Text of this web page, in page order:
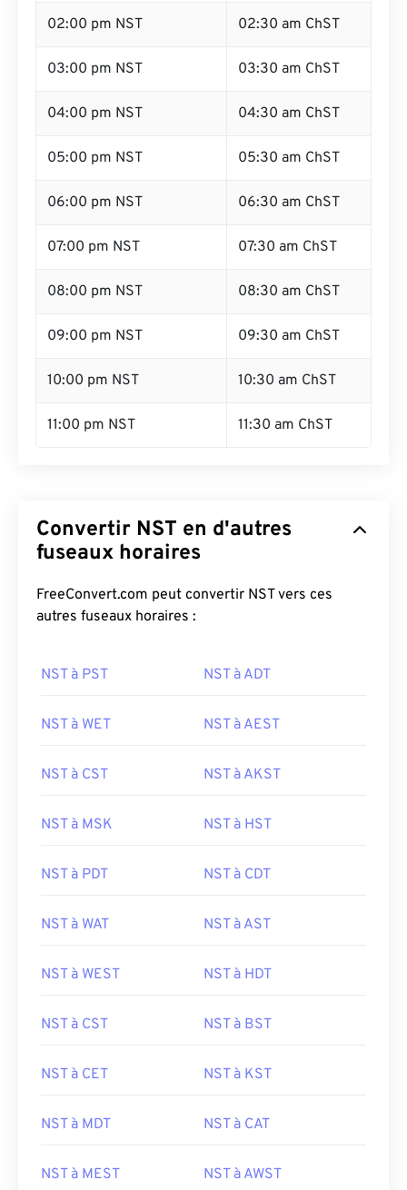
02:00 pm NST 02:30 am ChST
03:00 pm NST 03:30 am ChST
04:00 pm NST 04:30 am ChST
05:00 pm NST 05:30 am ChST
06:00 pm NST 06:30 am ChST
07:00 pm NST 07:30 am ChST
08:00 pm NST 08:30 am ChST
09:00 pm NST 09:30 am ChST
10:00 pm NST 10:30 am ChST
11:00 pm NST 11:30 am ChST
Convertir NST en d'autres
fuseaux horaires
FreeConvert.com peut convertir NST vers ces
autres fuseaux horaires :
NST à PST NST à ADT
NST à WET NST à AEST
NST à CST NST à AKST
NST à MSK NST à HST
NST à PDT NST à CDT
NST à WAT NST à AST
NST à WEST NST à HDT
NST à CST NST à BST
NST à CET NST à KST
NST à MDT NST à CAT
NST à MEST NST à AWST